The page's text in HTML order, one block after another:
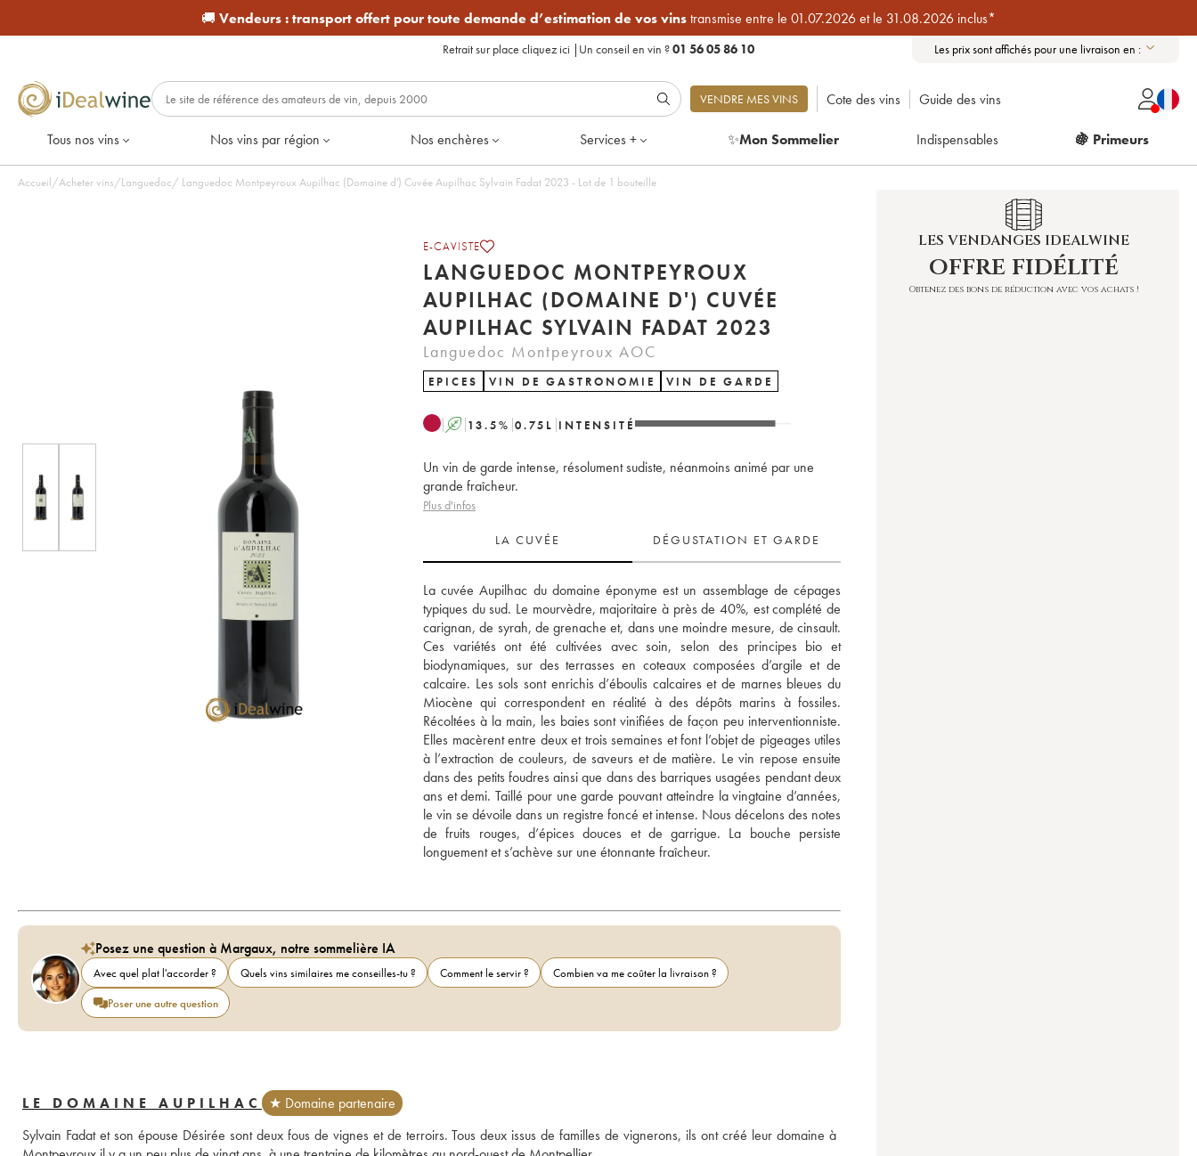
🚚 Vendeurs :transport offert pour toute demande d’estimation de vos vinstransmise entre le 01.07.2026 et le 31.08.2026 inclus*
Retrait sur place cliquez ici | Un conseil en vin ?01 56 05 86 10 Les prix sont affichés pour une livraison en :
VENDRE MES VINS Cote des vins Guide des vins
Tous nos vins Nos vins par région Nos enchères Services + ✨Mon Sommelier Indispensables 🍇 Primeurs
Accueil/Acheter vins/Languedoc/ Languedoc Montpeyroux Aupilhac (Domaine d') Cuvée Aupilhac Sylvain Fadat 2023 - Lot de 1 bouteille
E-CAVISTE
LANGUEDOC MONTPEYROUX
AUPILHAC (DOMAINE D') CUVÉE
AUPILHAC SYLVAIN FADAT 2023
Languedoc Montpeyroux AOC
EPICES VIN DE GASTRONOMIE VIN DE GARDE
A 13.5% 0.75 L INTENSITÉ
Un vin de garde intense, résolument sudiste, néanmoins animé par une
grande fraîcheur.
Plus d'infos
LA CUVÉE DÉGUSTATION ET GARDE
La cuvée Aupilhac du domaine éponyme est un assemblage de cépages
typiques du sud. Le mourvèdre, majoritaire à près de 40%, est complété de
carignan, de syrah, de grenache et, dans une moindre mesure, de cinsault.
Ces variétés ont été cultivées avec soin, selon des principes bio et
biodynamiques, sur des terrasses en coteaux composées d’argile et de
calcaire. Les sols sont enrichis d’éboulis calcaires et de marnes bleues du
Miocène qui correspondent en réalité à des dépôts marins à fossiles.
Récoltées à la main, les baies sont vinifiées de façon peu interventionniste.
Elles macèrent entre deux et trois semaines et font l’objet de pigeages utiles
à l’extraction de couleurs, de saveurs et de matière. Le vin repose ensuite
dans des petits foudres ainsi que dans des barriques usagées pendant deux
ans et demi. Taillé pour une garde pouvant atteindre la vingtaine d’années,
le vin se dévoile dans un registre foncé et intense. Nous décelons des notes
de fruits rouges, d’épices douces et de garrigue. La bouche persiste
longuement et s’achève sur une étonnante fraîcheur.
Posez une question à Margaux, notre sommelière IA
Avec quel plat l'accorder ? Quels vins similaires me conseilles-tu ? Comment le servir ?
Combien va me coûter la livraison ?
Poser une autre question
LE DOMAINE AUPILHAC
★ Domaine partenaire
Sylvain Fadat et son épouse Désirée sont deux fous de vignes et de terroirs. Tous deux issus de familles de vignerons, ils ont créé leur domaine à
LES VENDANGES IDEALWINE
offre fidélité
Obtenez des bons de réduction avec vos achats !